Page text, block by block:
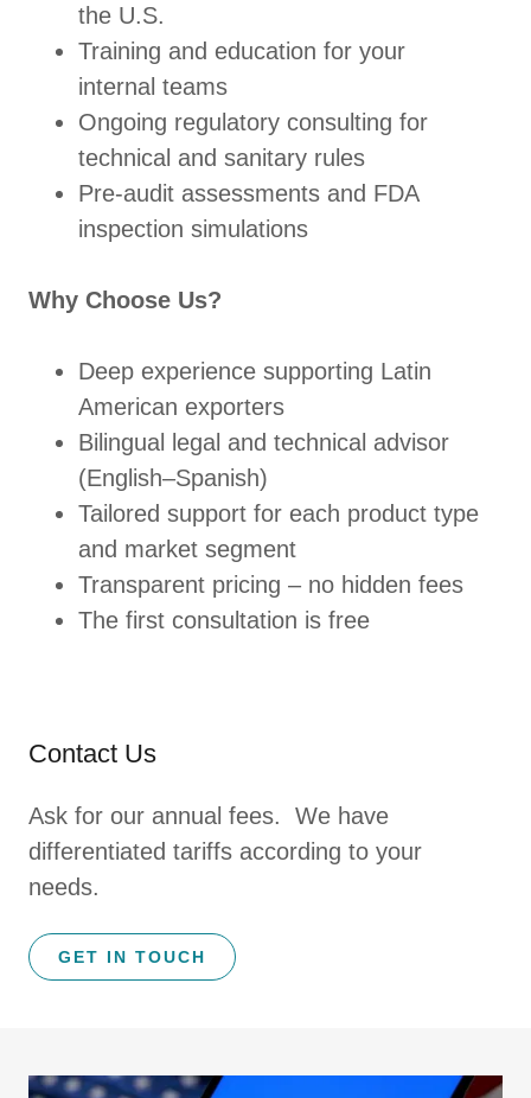
the U.S.
Training and education for your
internal teams
Ongoing regulatory consulting for
technical and sanitary rules
Pre-audit assessments and FDA
inspection simulations
Why Choose Us?
Deep experience supporting Latin
American exporters
Bilingual legal and technical advisor
(English–Spanish)
Tailored support for each product type
and market segment
Transparent pricing – no hidden fees
The first consultation is free
Contact Us
Ask for our annual fees. We have
differentiated tariffs according to your
needs.
GET IN TOUCH